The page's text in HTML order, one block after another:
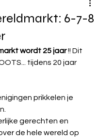
6-7-8
wordt 25 jaar !! Dit
tijdens 20 jaar
prikkelen je
gerechten en
de hele wereld op